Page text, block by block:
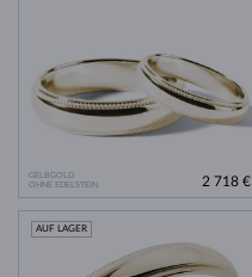
GELBGOLD
OHNE EDELSTEIN
2 718 €
AUF LAGER